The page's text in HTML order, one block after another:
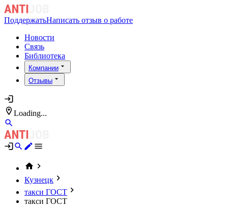
ПоддержатьНаписать отзыв о работе
Новости
Связь
Библиотека
Компании
Отзывы
Loading...
Кузнецк
такси ГОСТ
такси ГОСТ